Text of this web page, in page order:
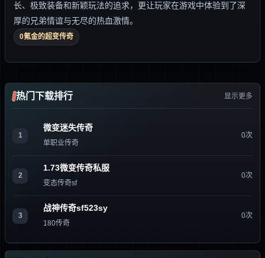
长、极致装备和新颖玩法的追求，更让玩家在游戏中体验到了深
厚的兄弟情谊与无尽的热血激情。
0氪金的超变传奇
热门下载排行 显示更多
1
微变迷失传奇
单职业传奇
0次
2
1.73微变传奇私服
变态传奇sf
0次
3
战神传奇sf523sy
180传奇
0次